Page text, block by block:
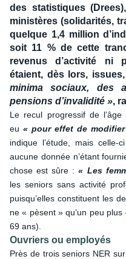
des statistiques
ministères (solidarités,
quelque 1,4 million
soit 11 % de cette
revenus d’activité ni
étaient, dès lors,
minima sociaux, des
pensions d’invalidité »,
Le recul progressif de
eu « pour effet de
indique l’étude, mais
aucune donnée n’étant
chose est sûre : « Les
les seniors sans activité
puisqu’elles constituent les
ne « pèsent » qu’un peu
69 ans).
Ouvriers ou employés
Près de trois seniors NER